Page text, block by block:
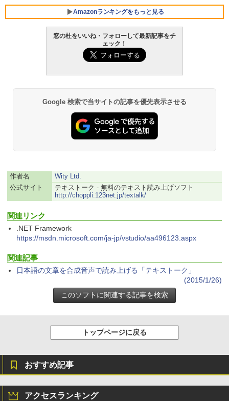
Amazonランキングをもっと見る
Robloxギフトカード - 800 Robux 【限
定バーチャルアイテムを含む】 【オンラ
￥1,300
Microsoft Office Home & Business 202
4(最新 永続版)|オンラインコード版|Wind
Robloxギフトカード - 2,000 Robux 【限
ラインコード版
￥3,200
Robloxギフトカード - 1000 Robux 【限
定バーチャルアイテムを含む】 【オンラ
インゲームコード】 ロブロックス |オン
ラインコード版
生成AIパスポート公式テキスト 第４版
AIイラスト表現辞典: 思い通りの絵を引き
出す プロンプトの言葉 AI画像生成シリー
ズ (はぴーイラストLabo)
ClaudeCode いちばんやさしい 教科書:
非エンジニア 初心者 素人 でも安心 使い
方 マニュアル AI副業にもコンテンツ作成
めのAIコーディング入門シリーズ
￥99
1冊ですべて身につくHTML & CSSとWe
bデザイン入門講座［第2版］
￥1,292
FM TOWNS ハイパー・カタログ: 本体ハ
ードウェア・市販ソフトウェアのパーフ
Amazon Kindle Paperwhite (16GB) 7イ
ンチディスプレイ、色調調節ライト、12
￥22,980
Amazon Kindle - 目に優しい、かさばら
ない、大きな画面で読みやすい、6週間持
￥16,980
ション (32GB) 7インチディスプレイ、明
持続バッテリー、広告なし、メタリック
￥27,980
Amazon Kindle Colorsoft | 16GBストレ
ージ、防水、7インチカラーディスプレ
売)
New Amazon Kindle Scribe Colorsoft |
11インチカラーディスプレイ、64GBスト
レージ、ノート機能搭載、明るさ自動調
窓の杜をいいね・フォローして最新記事をチ
ェック！
Google 検索で当サイトの記事を優先表示させる
作者名
Wity Ltd.
公式サイト
テキストーク - 無料のテキスト読み上げソフト
http://choppli.123net.jp/textalk/
関連リンク
.NET Framework
https://msdn.microsoft.com/ja-jp/vstudio/aa496123.aspx
関連記事
日本語の文章を合成音声で読み上げる「テキストーク」
(2015/1/26)
トップページに戻る
おすすめ記事
アクセスランキング